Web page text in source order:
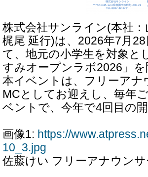
株式会社サンライン(本社
梶尾 延行)は、2026年7月
て、地元の小学生を対象と
すみオープンラボ2026」
本イベントは、フリーア
MCとしてお迎えし、毎年
ベントで、今年で4回目の
画像1: https://
10_3.jpg
佐藤けい フリーアナウンサ